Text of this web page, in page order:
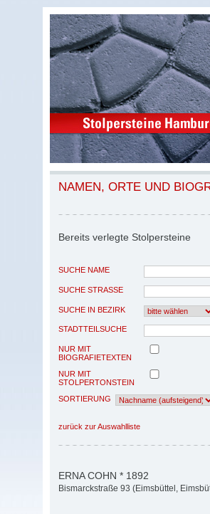
NAMEN, ORTE UND
Bereits verlegte Stolpersteine
SUCHE NAME
SUCHE STRASSE
SUCHE IN BEZIRK
STADTTEILSUCHE
NUR MIT
BIOGRAFIETEXTEN
NUR MIT
STOLPERTONSTEIN
SORTIERUNG
zurück zur Auswahlliste
ERNA COHN * 1892
Bismarckstraße 93 (Eimsbüttel,